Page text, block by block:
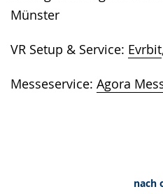
Münster
VR Setup & Service: Evrbit
Messeservice: Agora
nach